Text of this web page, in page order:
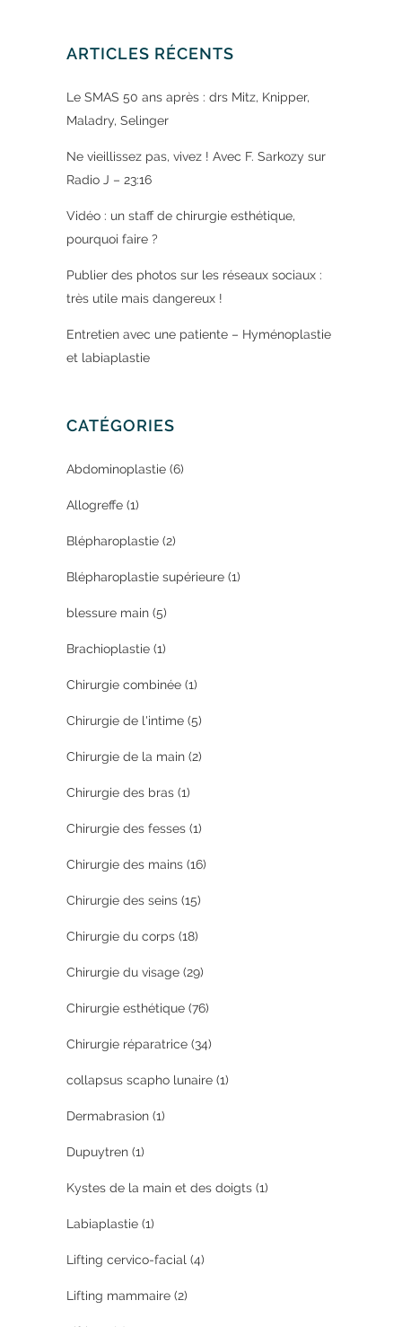
ARTICLES RÉCENTS
Le SMAS 50 ans après : drs Mitz, Knipper,
Maladry, Selinger
Ne vieillissez pas, vivez ! Avec F. Sarkozy sur
Radio J – 23:16
Vidéo : un staff de chirurgie esthétique,
pourquoi faire ?
Publier des photos sur les réseaux sociaux :
très utile mais dangereux !
Entretien avec une patiente – Hyménoplastie
et labiaplastie
CATÉGORIES
Abdominoplastie (6)
Allogreffe (1)
Blépharoplastie (2)
Blépharoplastie supérieure (1)
blessure main (5)
Brachioplastie (1)
Chirurgie combinée (1)
Chirurgie de l'intime (5)
Chirurgie de la main (2)
Chirurgie des bras (1)
Chirurgie des fesses (1)
Chirurgie des mains (16)
Chirurgie des seins (15)
Chirurgie du corps (18)
Chirurgie du visage (29)
Chirurgie esthétique (76)
Chirurgie réparatrice (34)
collapsus scapho lunaire (1)
Dermabrasion (1)
Dupuytren (1)
Kystes de la main et des doigts (1)
Labiaplastie (1)
Lifting cervico-facial (4)
Lifting mammaire (2)